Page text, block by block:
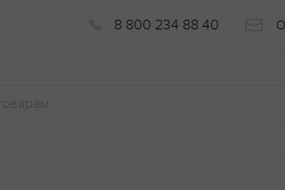
8 800 234 88 40